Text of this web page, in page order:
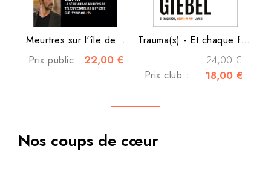
Meurtres sur l'île de...
Prix public : 22,00 €
Trauma(s) - Et chaque fois,...
24,00 €
Prix club : 18,00 €
Nos coups de cœur